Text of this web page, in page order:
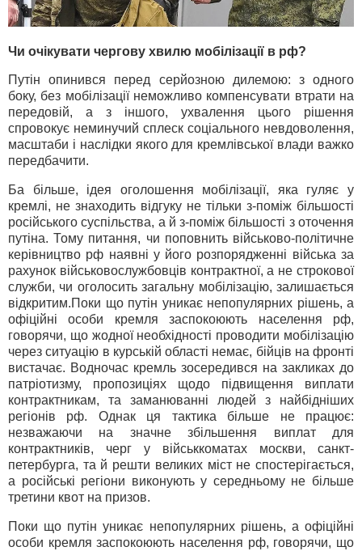
Чи очікувати чергову хвилю мобілізації в рф?
Путін опинився перед серйозною дилемою: з одного
боку, без мобілізації неможливо компенсувати втрати на
передовій, а з іншого, ухвалення цього рішення
спровокує неминучий сплеск соціального невдоволення,
масштаби і наслідки якого для кремлівської влади важко
передбачити.
Ба більше, ідея оголошення мобілізації, яка гуляє у
кремлі, не знаходить відгуку не тільки з-поміж більшості
російського суспільства, а й з-поміж більшості з оточення
путіна. Тому питання, чи поповнить військово-політичне
керівництво рф наявні у його розпорядженні війська за
рахунок військовослужбовців контрактної, а не строкової
служби, чи оголосить загальну мобілізацію, залишається
відкритим.Поки що путін уникає непопулярних рішень, а
офіційні особи кремля заспокоюють населення рф,
говорячи, що жодної необхідності проводити мобілізацію
через ситуацію в курській області немає, бійців на фронті
вистачає. Водночас кремль зосередився на закликах до
патріотизму, пропозиціях щодо підвищення виплати
контрактникам, та заманюванні людей з найбідніших
регіонів рф. Однак ця тактика більше не працює:
незважаючи на значне збільшення виплат для
контрактників, черг у військкоматах москви, санкт-
петербурга, та й решти великих міст не спостерігається,
а російські регіони виконують у середньому не більше
третини квот на призов.
Поки що путін уникає непопулярних рішень, а офіційні
особи кремля заспокоюють населення рф, говорячи, що